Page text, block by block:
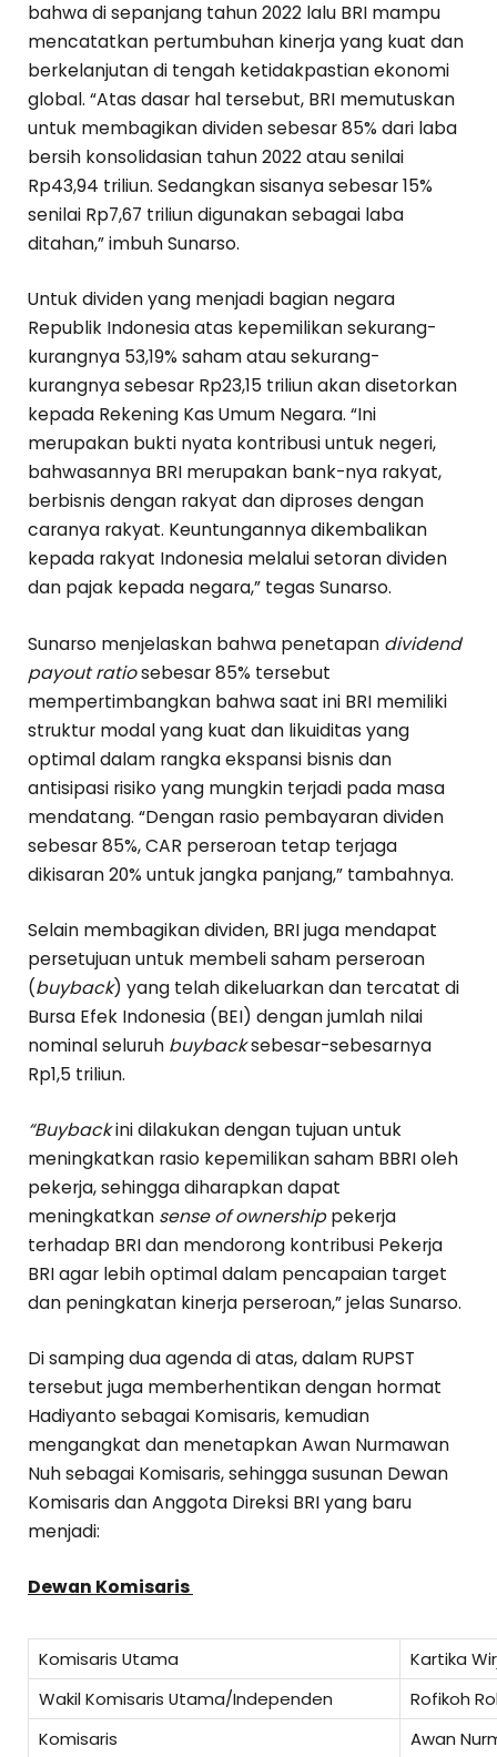
bahwa di sepanjang tahun 2022 lalu BRI mampu
mencatatkan pertumbuhan kinerja yang kuat dan
berkelanjutan di tengah ketidakpastian ekonomi
global. “Atas dasar hal tersebut, BRI memutuskan
untuk membagikan dividen sebesar 85% dari laba
bersih konsolidasian tahun 2022 atau senilai
Rp43,94 triliun. Sedangkan sisanya sebesar 15%
senilai Rp7,67 triliun digunakan sebagai laba
ditahan,” imbuh Sunarso.
Untuk dividen yang menjadi bagian negara
Republik Indonesia atas kepemilikan sekurang-
kurangnya 53,19% saham atau sekurang-
kurangnya sebesar Rp23,15 triliun akan disetorkan
kepada Rekening Kas Umum Negara. “Ini
merupakan bukti nyata kontribusi untuk negeri,
bahwasannya BRI merupakan bank-nya rakyat,
berbisnis dengan rakyat dan diproses dengan
caranya rakyat. Keuntungannya dikembalikan
kepada rakyat Indonesia melalui setoran dividen
dan pajak kepada negara,” tegas Sunarso.
Sunarso menjelaskan bahwa penetapan dividend
payout ratiosebesar 85% tersebut
mempertimbangkan bahwa saat ini BRI memiliki
struktur modal yang kuat dan likuiditas yang
optimal dalam rangka ekspansi bisnis dan
antisipasi risiko yang mungkin terjadi pada masa
mendatang. “Dengan rasio pembayaran dividen
sebesar 85%, CAR perseroan tetap terjaga
dikisaran 20% untuk jangka panjang,” tambahnya.
Selain membagikan dividen, BRI juga mendapat
persetujuan untuk membeli saham perseroan
(buyback) yang telah dikeluarkan dan tercatat di
Bursa Efek Indonesia (BEI) dengan jumlah nilai
nominal seluruh buybacksebesar-sebesarnya
Rp1,5 triliun.
“Buybackini dilakukan dengan tujuan untuk
meningkatkan rasio kepemilikan saham BBRI oleh
pekerja, sehingga diharapkan dapat
meningkatkan sense of ownershippekerja
terhadap BRI dan mendorong kontribusi Pekerja
BRI agar lebih optimal dalam pencapaian target
dan peningkatan kinerja perseroan,” jelas Sunarso.
Di samping dua agenda di atas, dalam RUPST
tersebut juga memberhentikan dengan hormat
Hadiyanto sebagai Komisaris, kemudian
mengangkat dan menetapkan Awan Nurmawan
Nuh sebagai Komisaris, sehingga susunan Dewan
Komisaris dan Anggota Direksi BRI yang baru
menjadi:
Dewan Komisaris
Komisaris Utama
Kartika
Wakil Komisaris Utama/Independen
Rofikoh
Komisaris
Awan